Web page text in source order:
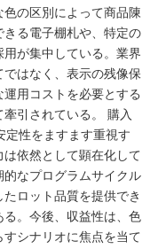
の区別によって商品陳
る電子棚札や、特定の
が集中している。業界
はなく、表示の残像保
用コストを必要とする
引されている。 購入
定性をますます重視す
依然として顕在化して
なプログラムサイクル
ロット品質を提供でき
。今後、収益性は、色
シナリオに焦点を当て